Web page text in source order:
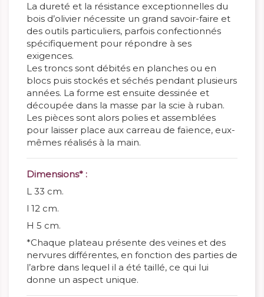
La dureté et la résistance exceptionnelles du
bois d’olivier nécessite un grand savoir-faire et
des outils particuliers, parfois confectionnés
spécifiquement pour répondre à ses
exigences.
Les troncs sont débités en planches ou en
blocs puis stockés et séchés pendant plusieurs
années. La forme est ensuite dessinée et
découpée dans la masse par la scie à ruban.
Les pièces sont alors polies et assemblées
pour laisser place aux carreau de faïence, eux-
mêmes réalisés à la main.
Dimensions* :
L 33 cm.
l 12 cm.
H 5 cm.
*Chaque plateau présente des veines et des
nervures différentes, en fonction des parties de
l’arbre dans lequel il a été taillé, ce qui lui
donne un aspect unique.